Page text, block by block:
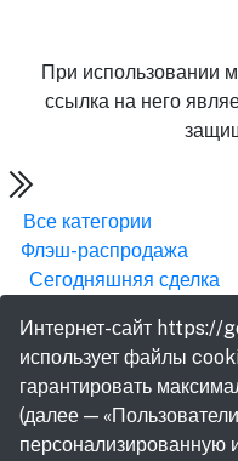
При использовании
ссылка на него
Все категории
Флэш-распродажа
Сегодняшняя сделка
Интернет-сайт https://
использует файлы
гарантировать
(далее —